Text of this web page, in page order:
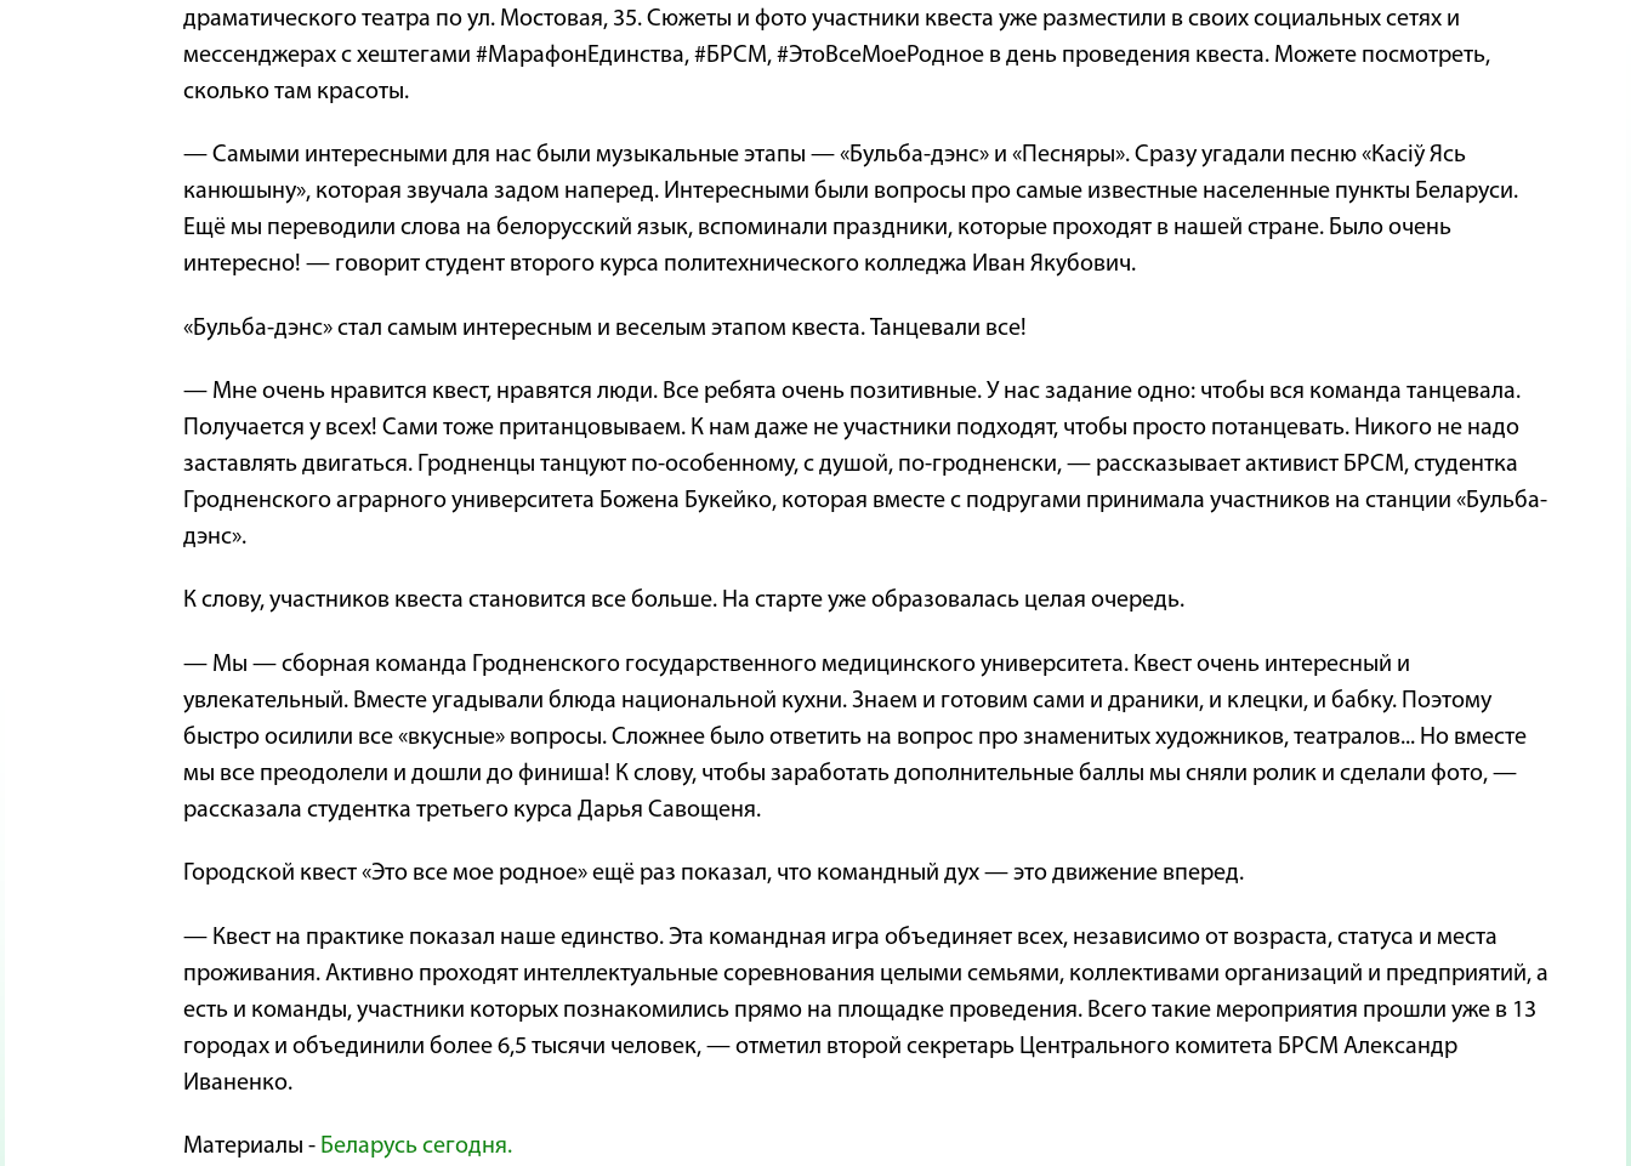
драматического театра по ул. Мостовая, 35. Сюжеты и фото участники квеста уже разместили в своих социальных сетях и
мессенджерах с хештегами #МарафонЕдинства, #БРСМ, #ЭтоВсеМоеРодное в день проведения квеста. Можете посмотреть,
сколько там красоты.
— Самыми интересными для нас были музыкальные этапы — «Бульба-дэнс» и «Песняры». Сразу угадали песню «Касіў Ясь
канюшыну», которая звучала задом наперед. Интересными были вопросы про самые известные населенные пункты Беларуси.
Ещё мы переводили слова на белорусский язык, вспоминали праздники, которые проходят в нашей стране. Было очень
интересно! — говорит студент второго курса политехнического колледжа Иван Якубович.
«Бульба-дэнс» стал самым интересным и веселым этапом квеста. Танцевали все!
— Мне очень нравится квест, нравятся люди. Все ребята очень позитивные. У нас задание одно: чтобы вся команда танцевала.
Получается у всех! Сами тоже пританцовываем. К нам даже не участники подходят, чтобы просто потанцевать. Никого не надо
заставлять двигаться. Гродненцы танцуют по-особенному, с душой, по-гродненски, — рассказывает активист БРСМ, студентка
Гродненского аграрного университета Божена Букейко, которая вместе с подругами принимала участников на станции «Бульба-
дэнс».
К слову, участников квеста становится все больше. На старте уже образовалась целая очередь.
— Мы — сборная команда Гродненского государственного медицинского университета. Квест очень интересный и
увлекательный. Вместе угадывали блюда национальной кухни. Знаем и готовим сами и драники, и клецки, и бабку. Поэтому
быстро осилили все «вкусные» вопросы. Сложнее было ответить на вопрос про знаменитых художников, театралов... Но вместе
мы все преодолели и дошли до финиша! К слову, чтобы заработать дополнительные баллы мы сняли ролик и сделали фото, —
рассказала студентка третьего курса Дарья Савощеня.
Городской квест «Это все мое родное» ещё раз показал, что командный дух — это движение вперед.
— Квест на практике показал наше единство. Эта командная игра объединяет всех, независимо от возраста, статуса и места
проживания. Активно проходят интеллектуальные соревнования целыми семьями, коллективами организаций и предприятий, а
есть и команды, участники которых познакомились прямо на площадке проведения. Всего такие мероприятия прошли уже в 13
городах и объединили более 6,5 тысячи человек, — отметил второй секретарь Центрального комитета БРСМ Александр
Иваненко.
Материалы - Беларусь сегодня.